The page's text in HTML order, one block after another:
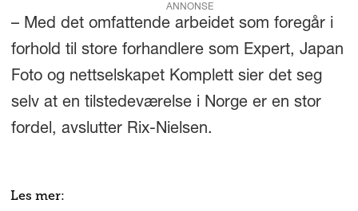
ANNONSE
– Med det omfattende arbeidet som foregår i
forhold til store forhandlere som Expert, Japan
Foto og nettselskapet Komplett sier det seg
selv at en tilstedeværelse i Norge er en stor
fordel, avslutter Rix-Nielsen.